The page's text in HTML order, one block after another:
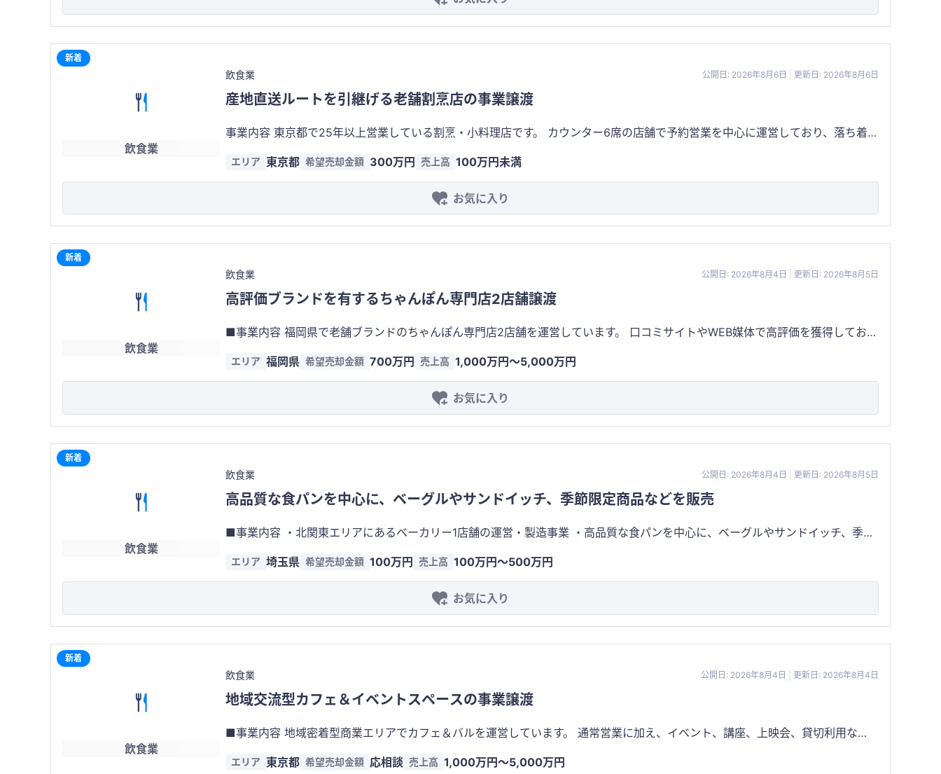
商品の販売も行っており、複数の収益源を持つ事業モデルを構築しています。 20代～50代を中心とした幅広い層のお客様が来店
り込みやすい点も特徴です。 無国籍料理を中心としたフードメニューと、多彩なアルコール・ノンアルコールドリンクを提供して
います。 さらに、貸切パーティープランや飲み放題付きコースなど、高付加価値の商品も展開しており、お客様の利用目的に合わ
せた柔軟なサービス提供が可能です。 プロジェクターや音響設備なども活用できるため、宴会やイベント需要にも対応していま
安定した売上を確保しながら、宴会や貸切予約では一度にまとまった売上を計上できるため、売上の波を抑えやすい収益構造とな
す。 本事業最大の魅力は、通常営業と貸切営業を組み合わせた、高収益を目指しやすいビジネスモデルにあります。 一般的な飲
食店では日々の来店数に売上が左右されますが、本事業では企業宴会や歓送迎会、ウェディング二次会などの貸切需要を取り込む
ことで、一度の予約で大きな売上を確保できる収益構造を構築しています。最大120名まで対応できるキャパシティは大きな競争
優位性です。 また、料理だけでなく空間そのものに価値があるため、価格競争に巻き込まれにくく、高い顧客満足度とリピートに
ター需要」の4つを兼ね備えた、安定性と成長性を両立できるダイニング事業であり、既存事業としての継続はもちろん、多店舗
飲食業
新着
飲食業 公開日: 2026年8月6日 更新日: 2026年8月6日
産地直送ルートを引継げる老舗割烹店の事業譲渡
事業内容 東京都で25年以上営業している割烹・小料理店です。 カウンター6席の店舗で予約営業を中心に運営しており、落ち着
トも引継ぎ可能です。 店舗は数年前に全面改装済みで、厨房設備・什器・食器を含めた居抜き譲渡となるため、初期投資を抑えて
営業を開始できます。 ・店舗数：1店舗 ・店舗面積：約10.5坪 ・席数：6席 ・従業員：代表者のみ ・家賃：12万円（税別） ・店
業設備一式を譲渡 ・低固定費で運営可能な小規模店舗 ・駅徒歩圏内の立地 ・予約主体の営業スタイル 主な顧客 近隣住民や常連
継者不在による事業承継 ・営業設備・食器を含めた居抜き譲渡 ・仕入ルートの紹介可能 ・店舗内見対応可能 ・閉店予定のため早
期譲渡を希望 ・リース契約なし ・賃貸借契約は大家・管理会社へ相談済み
エリア 東京都 希望売却金額 300万円 売上高 100万円未満
お気に入り
飲食業
新着
飲食業 公開日: 2026年8月4日 更新日: 2026年8月5日
高評価ブランドを有するちゃんぽん専門店2店舗譲渡
■事業内容 福岡県で老舗ブランドのちゃんぽん専門店2店舗を運営しています。 口コミサイトやWEB媒体で高評価を獲得してお
おり、飲食事業者による多店舗展開やブランド活用との親和性が高い案件です。 ■特徴 メディア露出多数 Google等で高評価 老
舗ブランド 少人数運営 2店舗一括取得 FC展開・横展開可能 ■譲渡対象 店舗設備 営業権 ブランド レシピ・ノウハウ SNS 従業員
賃貸借契約 ■売却価格 700万円（2店舗一括）
エリア 福岡県 希望売却金額 700万円 売上高 1,000万円〜5,000万円
お気に入り
飲食業
新着
飲食業 公開日: 2026年8月4日 更新日: 2026年8月5日
高品質な食パンを中心に、ベーグルやサンドイッチ、季節限定商品などを販売
■事業内容 ・北関東エリアにあるベーカリー1店舗の運営・製造事業 ・高品質な食パンを中心に、ベーグルやサンドイッチ、季節
約7.6万円／月 ・現在は人員不足により週3日営業（別拠点からの応援体制） ■特徴 ・パン製造設備一式を譲渡対象とし、初期投
資を抑えて営業開始が可能 ・レシピや仕入先情報、運営ノウハウの引継ぎが可能 ・駐車場付きで来店しやすいロードサイド立地
・SNSによる販促基盤があり、情報発信を継続可能 ・営業日数や営業時間の拡大、自社製造の再開により売上拡大が期待できる
■主な顧客 ・近隣に居住する40～60代を中心とした一般消費者 ・ファミリー層やリピーターの利用が中心 ■売却希望金額 100
エリア 埼玉県 希望売却金額 100万円 売上高 100万円〜500万円
お気に入り
飲食業
新着
飲食業 公開日: 2026年8月4日 更新日: 2026年8月4日
地域交流型カフェ＆イベントスペースの事業譲渡
■事業内容 地域密着型商業エリアでカフェ＆バルを運営しています。 通常営業に加え、イベント、講座、上映会、貸切利用な
80㎡、バックヤード・個室を備え、厨房設備・音響設備・映像設備も完備しています。また、条件に応じて住居部分を含めた引継
エリア 東京都 希望売却金額 応相談 売上高 1,000万円〜5,000万円